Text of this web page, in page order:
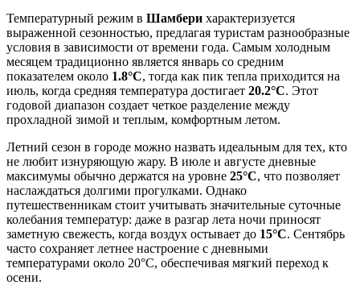
Температурный режим в Шамбери характеризуется
выраженной сезонностью, предлагая туристам разнообразные
условия в зависимости от времени года. Самым холодным
месяцем традиционно является январь со средним
показателем около 1.8°C, тогда как пик тепла приходится на
июль, когда средняя температура достигает 20.2°C. Этот
годовой диапазон создает четкое разделение между
прохладной зимой и теплым, комфортным летом.
Летний сезон в городе можно назвать идеальным для тех, кто
не любит изнуряющую жару. В июле и августе дневные
максимумы обычно держатся на уровне 25°C, что позволяет
наслаждаться долгими прогулками. Однако
путешественникам стоит учитывать значительные суточные
колебания температур: даже в разгар лета ночи приносят
заметную свежесть, когда воздух остывает до 15°C. Сентябрь
часто сохраняет летнее настроение с дневными
температурами около 20°C, обеспечивая мягкий переход к
осени.